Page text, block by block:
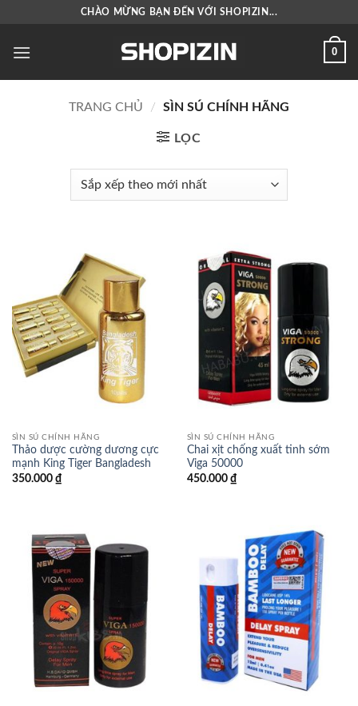
nội
CHÀO MỪNG BẠN ĐẾN VỚI SHOPIZIN...
0
TRANG CHỦ / SÌN SÚ CHÍNH HÃNG
LỌC
SÌN SÚ CHÍNH HÃNG
Thảo dược cường dương cực
mạnh King Tiger Bangladesh
350.000 ₫
SÌN SÚ CHÍNH HÃNG
Chai xịt chống xuất tinh sớm
Viga 50000
450.000 ₫